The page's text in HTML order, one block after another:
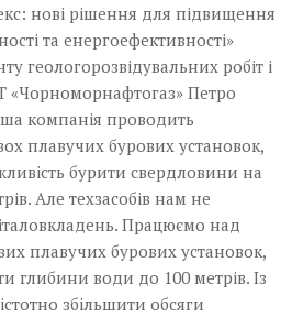
нові рішення для підвищення
та енергоефективності»
геологорозвідувальних робіт і
Петро
компанія проводить
плавучих бурових установок,
бурити свердловини на
Але техзасобів нам не
Працюємо над
плавучих бурових установок,
глибини води до 100 метрів. Із
збільшити обсяги